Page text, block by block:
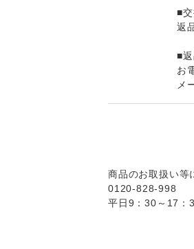
■
返
■
お
メ
商品のお取扱い等
0120-828-998
平日9：30～17：